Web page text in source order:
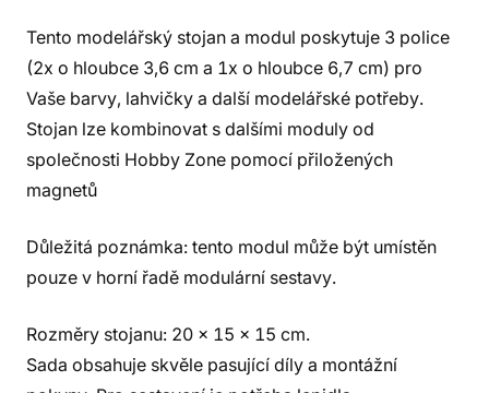
Tento modelářský stojan a modul poskytuje 3 police
(2x o hloubce 3,6 cm a 1x o hloubce 6,7 cm) pro
Vaše barvy, lahvičky a další modelářské potřeby.
Stojan lze kombinovat s dalšími moduly od
společnosti Hobby Zone pomocí přiložených
magnetů
Důležitá poznámka: tento modul může být umístěn
pouze v horní řadě modulární sestavy.
Rozměry stojanu: 20 x 15 x 15 cm.
Sada obsahuje skvěle pasující díly a montážní